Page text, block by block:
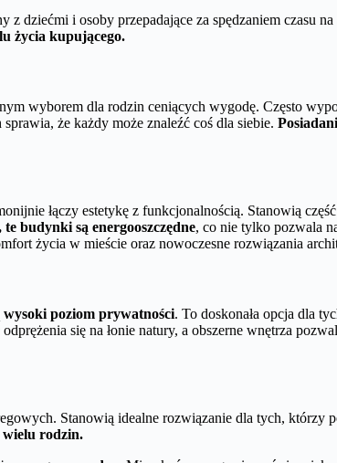
dziećmi i osoby przepadające za spędzaniem czasu
życia kupującego.
wyborem dla rodzin ceniących wygodę. Często
że każdy może znaleźć coś dla siebie.
łączy estetykę z funkcjonalnością. Stanowią
budynki są energooszczędne, co nie tylko pozwala
życia w mieście oraz nowoczesne rozwiązania
wysoki poziom prywatności. To doskonała opcja dla
się na łonie natury, a obszerne wnętrza
Stanowią idealne rozwiązanie dla tych, którzy
wielu rodzin.